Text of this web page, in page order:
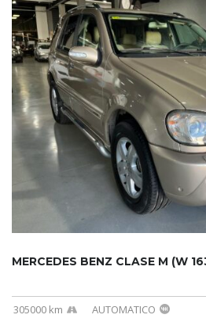
305000 km AUTOMATICO